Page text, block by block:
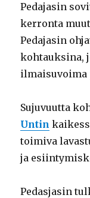
Pedajasin
kerronta
Pedajasin
kohtauksina,
ilmaisuvoima
Sujuvuutta
Untin
toimiva
ja
Pedasjasin